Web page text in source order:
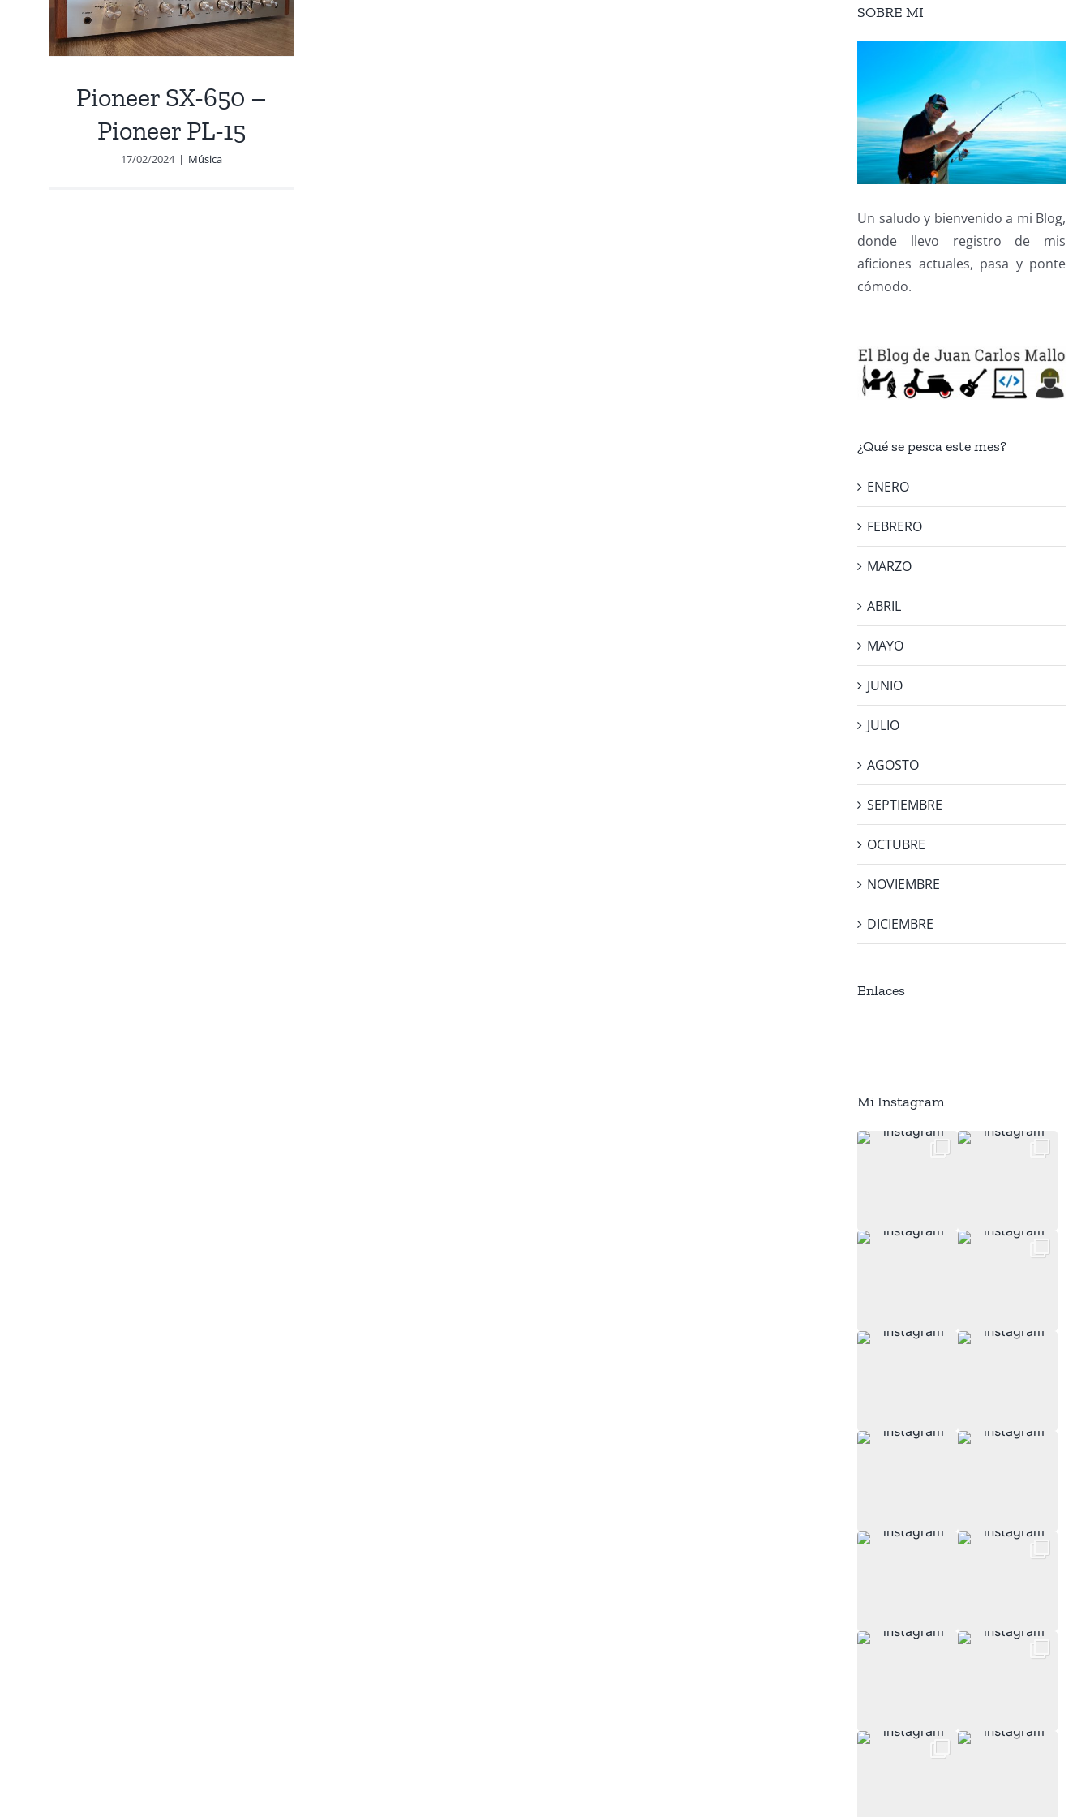
Pioneer SX-650 –
Pioneer PL-15
17/02/2024 | Música
SOBRE MI
Un saludo y bienvenido a mi Blog,
donde llevo registro de mis
aficiones actuales, pasa y ponte
cómodo.
¿Qué se pesca este mes?
ENERO
FEBRERO
MARZO
ABRIL
MAYO
JUNIO
JULIO
AGOSTO
SEPTIEMBRE
OCTUBRE
NOVIEMBRE
DICIEMBRE
Enlaces
Mi Instagram